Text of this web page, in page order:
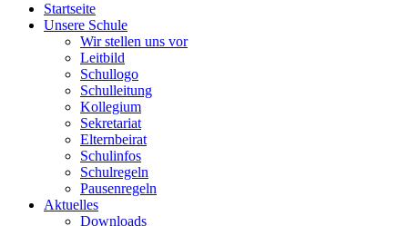
Startseite
Unsere Schule
Wir stellen uns vor
Leitbild
Schullogo
Schulleitung
Kollegium
Sekretariat
Elternbeirat
Schulinfos
Schulregeln
Pausenregeln
Aktuelles
Downloads